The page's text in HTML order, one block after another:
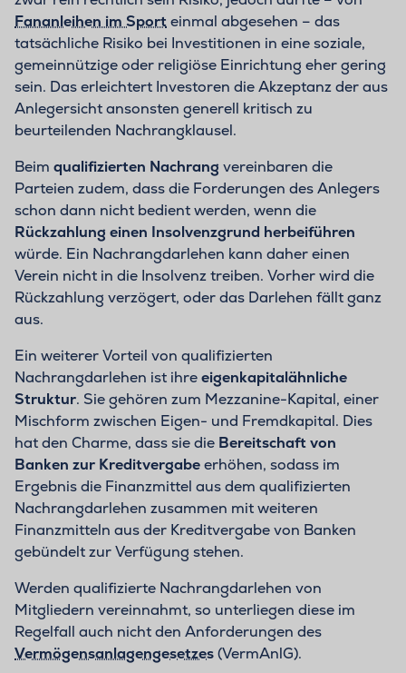
Fananleihen im Sporteinmal abgesehen – das
tatsächliche Risiko bei Investitionen in eine soziale,
gemeinnützige oder religiöse Einrichtung eher gering
sein. Das erleichtert Investoren die Akzeptanz der aus
Anlegersicht ansonsten generell kritisch zu
beurteilenden Nachrangklausel.
Beim qualifizierten Nachrang vereinbaren die
Parteien zudem, dass die Forderungen des Anlegers
schon dann nicht bedient werden, wenn die
Rückzahlung einen Insolvenzgrund herbeiführen
würde. Ein Nachrangdarlehen kann daher einen
Verein nicht in die Insolvenz treiben. Vorher wird die
Rückzahlung verzögert, oder das Darlehen fällt ganz
aus.
Ein weiterer Vorteil von qualifizierten
Nachrangdarlehen ist ihreeigenkapitalähnliche
Struktur. Sie gehören zum Mezzanine-Kapital, einer
Mischform zwischen Eigen- und Fremdkapital. Dies
hat den Charme, dass sie die Bereitschaft von
Banken zur Kreditvergabeerhöhen, sodass im
Ergebnis die Finanzmittel aus dem qualifizierten
Nachrangdarlehen zusammen mit weiteren
Finanzmitteln aus der Kreditvergabe von Banken
gebündelt zur Verfügung stehen.
Werden qualifizierte Nachrangdarlehen von
Mitgliedern vereinnahmt, so unterliegen diese im
Regelfall auch nicht den Anforderungen des
Vermögensanlagengesetzes(VermAnlG).